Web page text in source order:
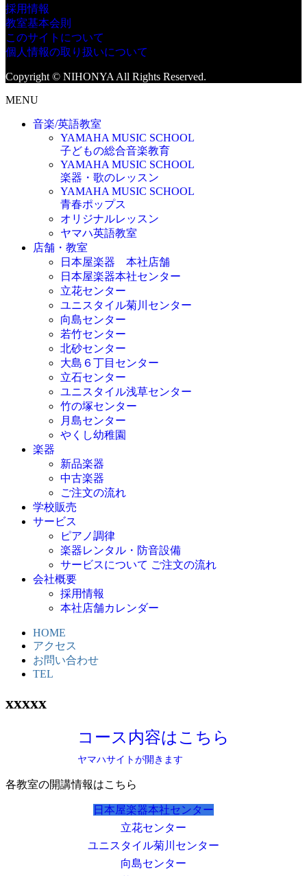
採用情報
教室基本会則
このサイトについて
個人情報の取り扱いについて
Copyright © NIHONYA All Rights Reserved.
MENU
音楽/英語教室
YAMAHA MUSIC SCHOOL
子どもの総合音楽教育
YAMAHA MUSIC SCHOOL
楽器・歌のレッスン
YAMAHA MUSIC SCHOOL
青春ポップス
オリジナルレッスン
ヤマハ英語教室
店舗・教室
日本屋楽器 本社店舗
日本屋楽器本社センター
立花センター
ユニスタイル菊川センター
向島センター
若竹センター
北砂センター
大島６丁目センター
立石センター
ユニスタイル浅草センター
竹の塚センター
月島センター
やくし幼稚園
楽器
新品楽器
中古楽器
ご注文の流れ
学校販売
サービス
ピアノ調律
楽器レンタル・防音設備
サービスについて ご注文の流れ
会社概要
採用情報
本社店舗カレンダー
HOME
アクセス
お問い合わせ
TEL
xxxxx
コース内容はこちら
ヤマハサイトが開きます
各教室の開講情報はこちら
日本屋楽器本社センター
立花センター
ユニスタイル菊川センター
向島センター